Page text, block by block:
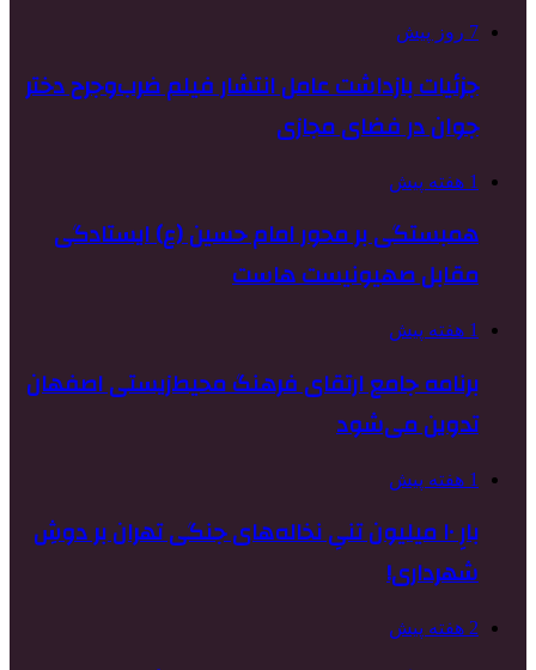
7 روز پیش
جزئیات بازداشت عامل انتشار فیلم ضرب‌وجرح دختر
جوان در فضای مجازی
1 هفته پیش
همبستگی بر محور امام حسین (ع) ایستادگی
مقابل صهیونیست هاست
1 هفته پیش
برنامه جامع ارتقای فرهنگ محیط‌زیستی اصفهان
تدوین می‌شود
1 هفته پیش
بارِ ۱۰ میلیون تنیِ نخاله‌های جنگی تهران بر دوشِ
شهرداری!
2 هفته پیش